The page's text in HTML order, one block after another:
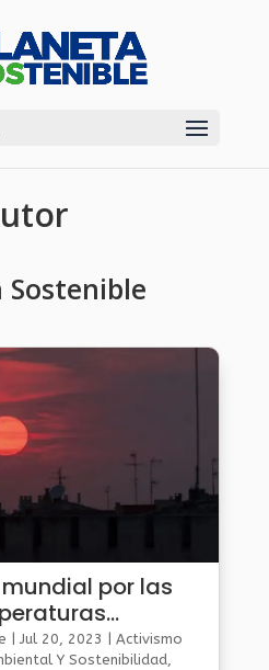
Sostenible
por las
|Jul 20, 2023
Activismo
Y Sostenibilidad,